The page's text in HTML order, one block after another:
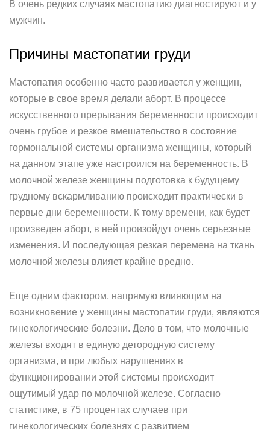
В очень редких случаях мастопатию диагностируют и у
мужчин.
Причины мастопатии груди
Мастопатия особенно часто развивается у женщин,
которые в свое время делали аборт. В процессе
искусственного прерывания беременности происходит
очень грубое и резкое вмешательство в состояние
гормональной системы организма женщины, который
на данном этапе уже настроился на беременность. В
молочной железе женщины подготовка к будущему
грудному вскармливанию происходит практически в
первые дни беременности. К тому времени, как будет
произведен аборт, в ней произойдут очень серьезные
изменения. И последующая резкая перемена на ткань
молочной железы влияет крайне вредно.
Еще одним фактором, напрямую влияющим на
возникновение у женщины мастопатии груди, являются
гинекологические болезни. Дело в том, что молочные
железы входят в единую детородную систему
организма, и при любых нарушениях в
функционировании этой системы происходит
ощутимый удар по молочной железе. Согласно
статистике, в 75 процентах случаев при
гинекологических болезнях с развитием